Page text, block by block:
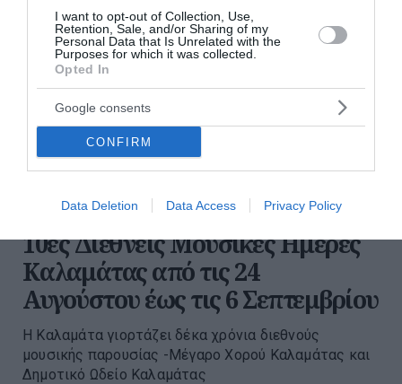
I want to opt-out of Collection, Use,
Retention, Sale, and/or Sharing of my
Personal Data that Is Unrelated with the
Purposes for which it was collected.
Opted In
Google consents
CONFIRM
Data Deletion Data Access Privacy Policy
10ες Διεθνείς Μουσικές Ημέρες
Καλαμάτας από τις 24
Αυγούστου έως τις 6 Σεπτεμβρίου
Η Καλαμάτα γιορτάζει δέκα χρόνια διεθνούς
μουσικής παρουσίας -Μέγαρο Χορού Καλαμάτας και
Δημοτικό Ωδείο Καλαμάτας